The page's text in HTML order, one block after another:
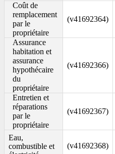
Coût de
remplacement
par le
propriétaire
(v41692364)
Assurance
habitation et
assurance
hypothécaire
du
propriétaire
(v41692366)
Entretien et
réparations
par le
propriétaire
(v41692367)
Eau,
combustible et
(v41692368)